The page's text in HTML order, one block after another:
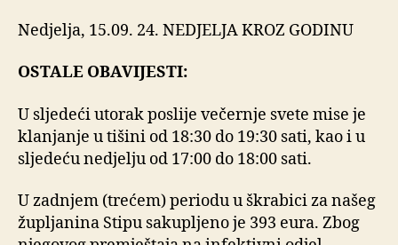
Nedjelja, 15.09. 24. NEDJELJA KROZ GODINU
OSTALE OBAVIJESTI:
U sljedeći utorak poslije večernje svete mise je
klanjanje u tišini od 18:30 do 19:30 sati, kao i u
sljedeću nedjelju od 17:00 do 18:00 sati.
U zadnjem (trećem) periodu u škrabici za našeg
župljanina Stipu sakupljeno je 393 eura. Zbog